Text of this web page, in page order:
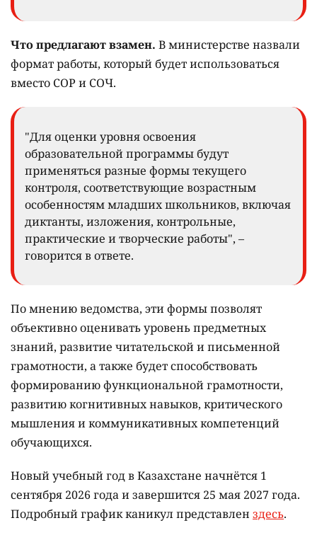
Что предлагают взамен. В министерстве назвали
формат работы, который будет использоваться
вместо СОР и СОЧ.
"Для оценки уровня освоения
образовательной программы будут
применяться разные формы текущего
контроля, соответствующие возрастным
особенностям младших школьников, включая
диктанты, изложения, контрольные,
практические и творческие работы", –
говорится в ответе.
По мнению ведомства, эти формы позволят
объективно оценивать уровень предметных
знаний, развитие читательской и письменной
грамотности, а также будет способствовать
формированию функциональной грамотности,
развитию когнитивных навыков, критического
мышления и коммуникативных компетенций
обучающихся.
Новый учебный год в Казахстане начнётся 1
сентября 2026 года и завершится 25 мая 2027 года.
Подробный график каникул представлен здесь.